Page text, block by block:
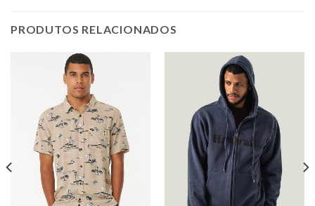
PRODUTOS RELACIONADOS